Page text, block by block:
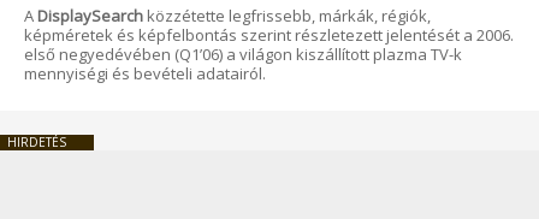
A DisplaySearch közzétette legfrissebb, márkák, régiók,
képméretek és képfelbontás szerint részletezett jelentését a 2006.
első negyedévében (Q1’06) a világon kiszállított plazma TV-k
mennyiségi és bevételi adatairól.
HIRDETÉS